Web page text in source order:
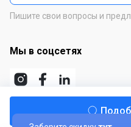
Пишите свои вопросы и
Мы в соцсетях
Скачайте приложение